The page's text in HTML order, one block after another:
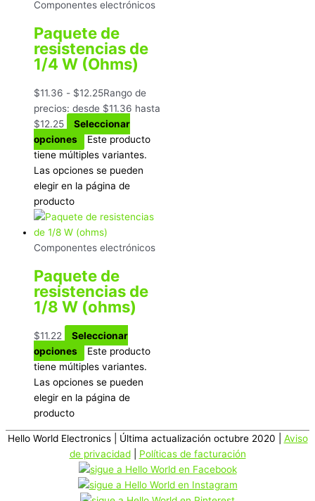
Componentes electrónicos
Paquete de
resistencias de
1/4 W (Ohms)
$11.36 - $12.25Rango de
precios: desde $11.36 hasta
$12.25
Seleccionar
opciones
Este producto
tiene múltiples variantes.
Las opciones se pueden
elegir en la página de
producto
Componentes electrónicos
Paquete de
resistencias de
1/8 W (ohms)
$11.22
Seleccionar
opciones
Este producto
tiene múltiples variantes.
Las opciones se pueden
elegir en la página de
producto
Hello World Electronics| Última actualización octubre 2020 | Aviso
de privacidad| Políticas de facturación